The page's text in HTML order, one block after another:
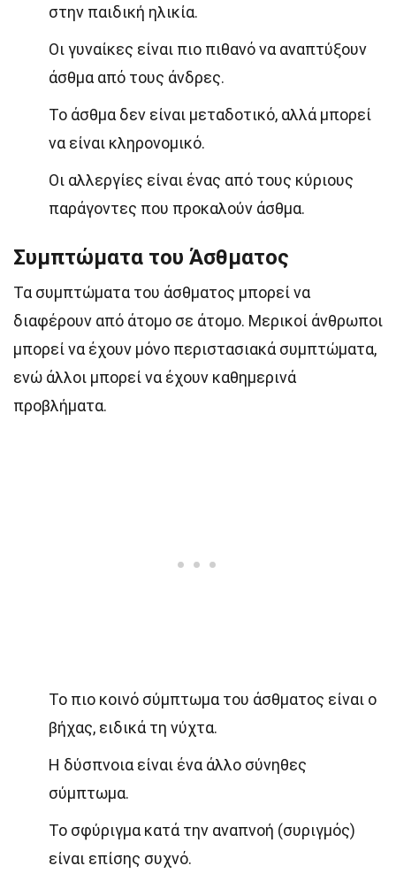
στην παιδική ηλικία.
Οι γυναίκες είναι πιο πιθανό να αναπτύξουν
άσθμα από τους άνδρες.
Το άσθμα δεν είναι μεταδοτικό, αλλά μπορεί
να είναι κληρονομικό.
Οι αλλεργίες είναι ένας από τους κύριους
παράγοντες που προκαλούν άσθμα.
Συμπτώματα του Άσθματος
Τα συμπτώματα του άσθματος μπορεί να
διαφέρουν από άτομο σε άτομο. Μερικοί άνθρωποι
μπορεί να έχουν μόνο περιστασιακά συμπτώματα,
ενώ άλλοι μπορεί να έχουν καθημερινά
προβλήματα.
Το πιο κοινό σύμπτωμα του άσθματος είναι ο
βήχας, ειδικά τη νύχτα.
Η δύσπνοια είναι ένα άλλο σύνηθες
σύμπτωμα.
Το σφύριγμα κατά την αναπνοή (συριγμός)
είναι επίσης συχνό.